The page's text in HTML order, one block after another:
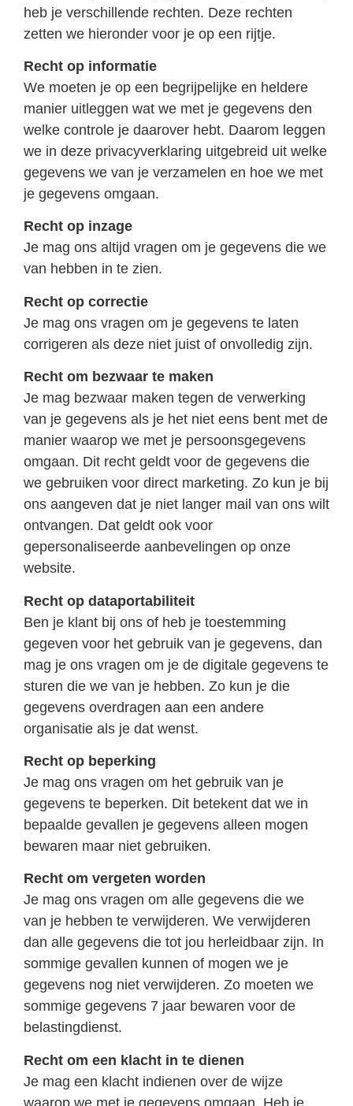
heb je verschillende rechten. Deze rechten
zetten we hieronder voor je op een rijtje.
Recht op informatie
We moeten je op een begrijpelijke en heldere
manier uitleggen wat we met je gegevens den
welke controle je daarover hebt. Daarom leggen
we in deze privacyverklaring uitgebreid uit welke
gegevens we van je verzamelen en hoe we met
je gegevens omgaan.
Recht op inzage
Je mag ons altijd vragen om je gegevens die we
van hebben in te zien.
Recht op correctie
Je mag ons vragen om je gegevens te laten
corrigeren als deze niet juist of onvolledig zijn.
Recht om bezwaar te maken
Je mag bezwaar maken tegen de verwerking
van je gegevens als je het niet eens bent met de
manier waarop we met je persoonsgegevens
omgaan. Dit recht geldt voor de gegevens die
we gebruiken voor direct marketing. Zo kun je bij
ons aangeven dat je niet langer mail van ons wilt
ontvangen. Dat geldt ook voor
gepersonaliseerde aanbevelingen op onze
website.
Recht op dataportabiliteit
Ben je klant bij ons of heb je toestemming
gegeven voor het gebruik van je gegevens, dan
mag je ons vragen om je de digitale gegevens te
sturen die we van je hebben. Zo kun je die
gegevens overdragen aan een andere
organisatie als je dat wenst.
Recht op beperking
Je mag ons vragen om het gebruik van je
gegevens te beperken. Dit betekent dat we in
bepaalde gevallen je gegevens alleen mogen
bewaren maar niet gebruiken.
Recht om vergeten worden
Je mag ons vragen om alle gegevens die we
van je hebben te verwijderen. We verwijderen
dan alle gegevens die tot jou herleidbaar zijn. In
sommige gevallen kunnen of mogen we je
gegevens nog niet verwijderen. Zo moeten we
sommige gegevens 7 jaar bewaren voor de
belastingdienst.
Recht om een klacht in te dienen
Je mag een klacht indienen over de wijze
waarop we met je gegevens omgaan. Heb je